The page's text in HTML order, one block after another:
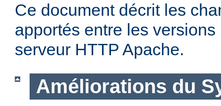
Ce document décrit les
apportés entre les versions
serveur HTTP Apache.
Améliorations du